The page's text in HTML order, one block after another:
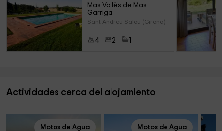
Mas Vallès de Mas
Garriga
Sant Andreu Salou (Girona)
4 2
Actividades cerca del alojamiento
Motos de Agua Motos de Agua